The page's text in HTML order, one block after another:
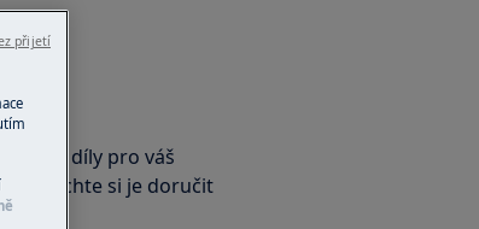
díly pro váš
a nechte si je doručit
přijetí